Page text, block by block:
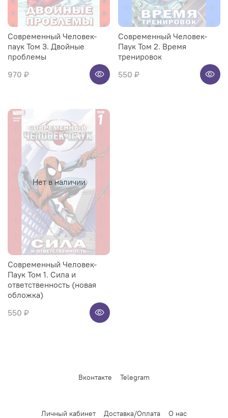
Современный Человек-
паук Том 3. Двойные
проблемы
970 ₽
Современный Человек-
Паук Том 2. Время
тренировок
550 ₽
Нет в наличии
Современный Человек-
Паук Том 1. Сила и
ответственность (новая
обложка)
550 ₽
Вконтакте Telegram
Личный кабинет Доставка/Оплата О нас